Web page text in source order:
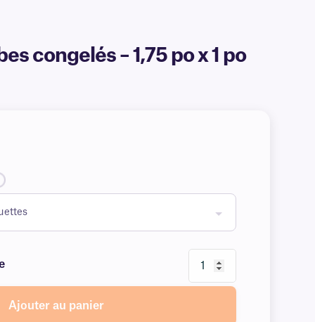
congelés – 1,75 po x 1 po
Ajouter au panier